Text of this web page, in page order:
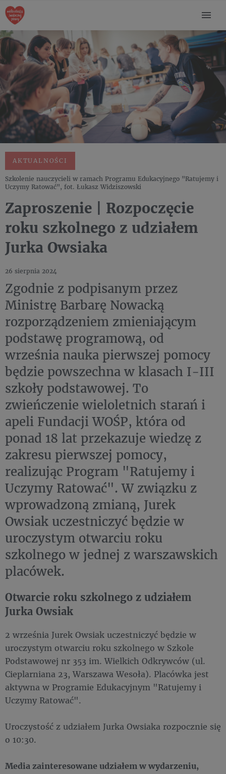
AKTUALNOŚCI
Szkolenie nauczycieli w ramach Programu Edukacyjnego "Ratujemy i
Uczymy Ratować", fot. Łukasz Widziszowski
Zaproszenie | Rozpoczęcie
roku szkolnego z udziałem
Jurka Owsiaka
26 sierpnia 2024
Zgodnie z podpisanym przez
Ministrę Barbarę Nowacką
rozporządzeniem zmieniającym
podstawę programową, od
września nauka pierwszej pomocy
będzie powszechna w klasach I-III
szkoły podstawowej. To
zwieńczenie wieloletnich starań i
apeli Fundacji WOŚP, która od
ponad 18 lat przekazuje wiedzę z
zakresu pierwszej pomocy,
realizując Program "Ratujemy i
Uczymy Ratować". W związku z
wprowadzoną zmianą, Jurek
Owsiak uczestniczyć będzie w
uroczystym otwarciu roku
szkolnego w jednej z warszawskich
placówek.
Otwarcie roku szkolnego z udziałem
Jurka Owsiak
2 września Jurek Owsiak uczestniczyć będzie w
uroczystym otwarciu roku szkolnego w Szkole
Podstawowej nr 353 im. Wielkich Odkrywców (ul.
Cieplarniana 23, Warszawa Wesoła). Placówka jest
aktywna w Programie Edukacyjnym "Ratujemy i
Uczymy Ratować".
Uroczystość z udziałem Jurka Owsiaka rozpocznie się
o 10:30.
Media zainteresowane udziałem w wydarzeniu,